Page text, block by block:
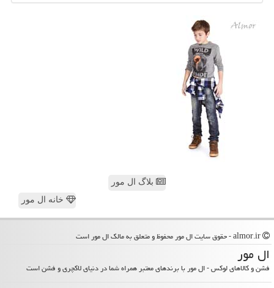
بلاگ ال مور
خانه ال مور
ال مور
فشن و کالاهای لوکس - ال مور با برندهای معتبر همراه شما در دنیای لاکچری و فشن است